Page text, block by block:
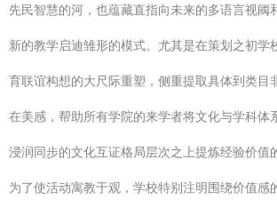
先民智慧的河，也蕴藏直指向未来的多语言视阈
新的教学启迪雏形的模式。尤其是在策划之初学
育联谊构想的大尺际重塑，侧重提取具体到类目
在美感，帮助所有学院的来学者将文化与学科体
浸润同步的文化互证格局层次之上提炼经验价值
为了使活动寓教于观，学校特别注明围绕价值感